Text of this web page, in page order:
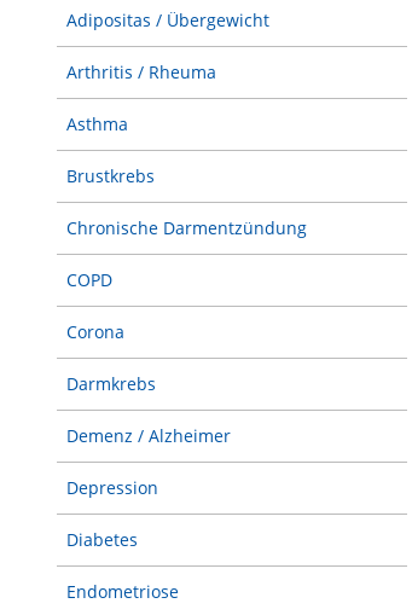
Adipositas / Übergewicht
Arthritis / Rheuma
Asthma
Brustkrebs
Chronische Darmentzündung
COPD
Corona
Darmkrebs
Demenz / Alzheimer
Depression
Diabetes
Endometriose